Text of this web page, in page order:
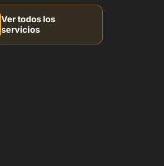
Ver todos los
servicios